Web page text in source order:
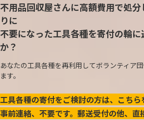
不用品回収屋さんに高額費用で処
りに
不要になった工具各種を寄付の輪に
か？
あなたの工具各種を再利用してボランティア
ます。
工具各種の寄付をご検討の方は、こちら
事前連絡、不要です。郵送受付の他、直